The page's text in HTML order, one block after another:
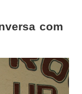
com